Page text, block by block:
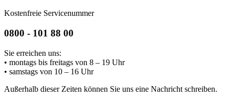
Kostenfreie Servicenummer
0800 - 101 88 00
Sie erreichen uns:
• montags bis freitags von 8 – 19 Uhr
• samstags von 10 – 16 Uhr
Außerhalb dieser Zeiten können Sie uns eine Nachricht schreiben.